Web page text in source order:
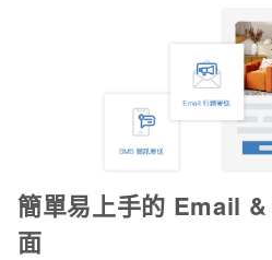
簡單易上手的 Email
面